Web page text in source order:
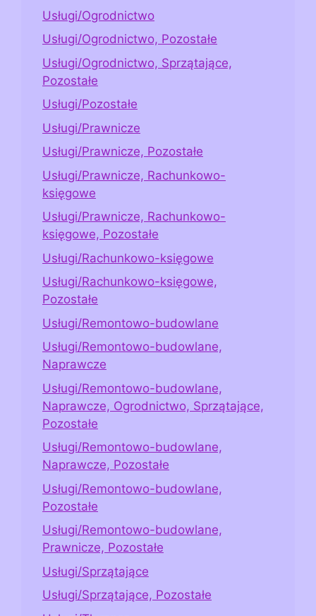
Usługi/Ogrodnictwo
Usługi/Ogrodnictwo, Pozostałe
Usługi/Ogrodnictwo, Sprzątające,
Pozostałe
Usługi/Pozostałe
Usługi/Prawnicze
Usługi/Prawnicze, Pozostałe
Usługi/Prawnicze, Rachunkowo-
księgowe
Usługi/Prawnicze, Rachunkowo-
księgowe, Pozostałe
Usługi/Rachunkowo-księgowe
Usługi/Rachunkowo-księgowe,
Pozostałe
Usługi/Remontowo-budowlane
Usługi/Remontowo-budowlane,
Naprawcze
Usługi/Remontowo-budowlane,
Naprawcze, Ogrodnictwo, Sprzątające,
Pozostałe
Usługi/Remontowo-budowlane,
Naprawcze, Pozostałe
Usługi/Remontowo-budowlane,
Pozostałe
Usługi/Remontowo-budowlane,
Prawnicze, Pozostałe
Usługi/Sprzątające
Usługi/Sprzątające, Pozostałe